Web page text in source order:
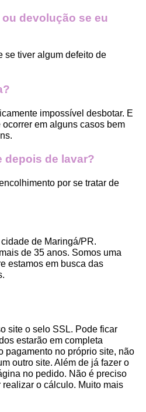
devolução se eu
se tiver algum defeito de
impossível desbotar. E
em alguns casos bem
depois de lavar?
por se tratar de
de Maringá/PR.
de 35 anos. Somos uma
estamos em busca das
site o selo SSL. Pode ficar
estarão em completa
pagamento no próprio site, não
outro site. Além de já fazer o
no pedido. Não é preciso
o cálculo. Muito mais